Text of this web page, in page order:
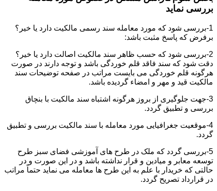
بررسی نماید
1-بررسی شود که مورد معامله سند رسمی مالکیت دارد یا خیر؟
برفرض که پاسخ مثبت باشد:
2-بررسی شود که حسب ظاهر سند مالکیت اصالت دارد یا خیر؟
دقت شود که سند فاقد قلم خوردگی باشد و توجه دارند در صورت
هرگونه قلم خوردگی می بایست مراتب در صفحه توضیحات سند
مالکیت قید و مهر و امضاء گردیده باشد.
3-جهت جلوگیری از بروز هرگونه اشتباه سند مالکیت با بنچاق
بررسی و تطبیق گردد.
4-موقعیت جغرافیایی مورد معامله با سند مالکیت بررسی و تطبیق
گردد.
5-بررسی گردد که ملک در طرح های آموزشی فضای سبز طرح
توسعه معابر و میادین و قرار نداشته باشد و در این صورت و در
حالتی که خریدار با علم به این طرح ها معامله می نماید حتماً مراتب
در قرارداد تصریح گردد.